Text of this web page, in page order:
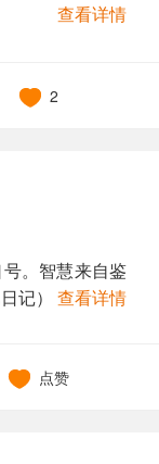
查看详情
2
。智慧来自鉴
记）
查看详情
点赞